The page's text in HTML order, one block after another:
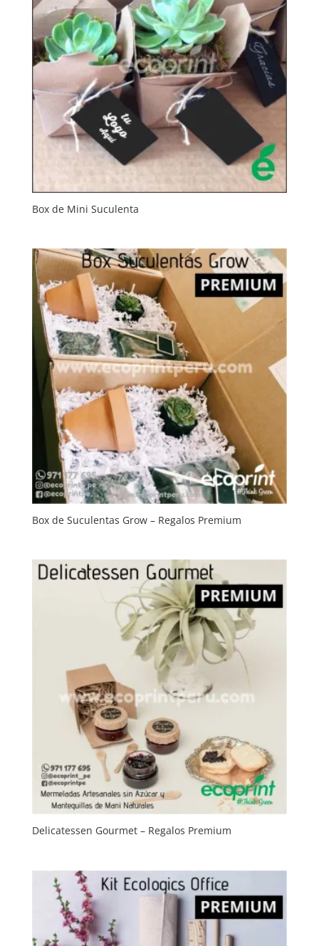
Box de Mini Suculenta
Box de Suculentas Grow – Regalos Premium
Delicatessen Gourmet – Regalos Premium